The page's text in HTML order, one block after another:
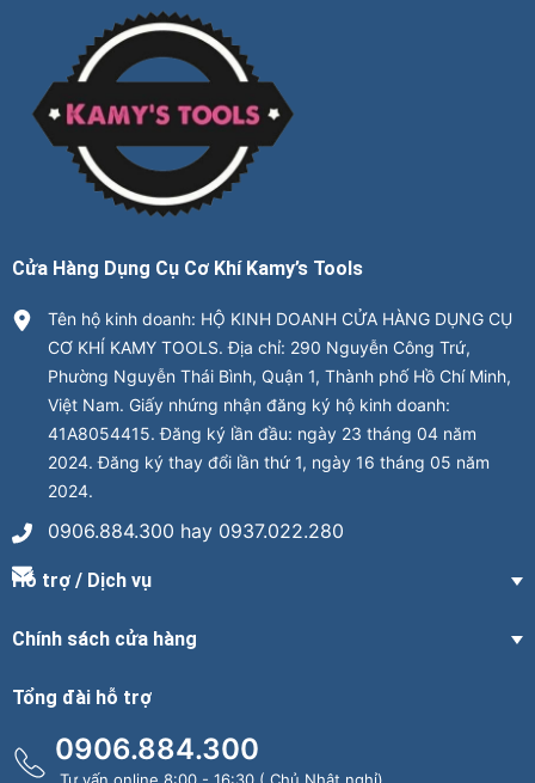
Cửa Hàng Dụng Cụ Cơ Khí Kamy’s Tools
Tên hộ kinh doanh: HỘ KINH DOANH CỬA HÀNG DỤNG CỤ
CƠ KHÍ KAMY TOOLS. Địa chỉ: 290 Nguyễn Công Trứ,
Phường Nguyễn Thái Bình, Quận 1, Thành phố Hồ Chí Minh,
Việt Nam. Giấy nhứng nhận đăng ký hộ kinh doanh:
41A8054415. Đăng ký lần đầu: ngày 23 tháng 04 năm
2024. Đăng ký thay đổi lần thứ 1, ngày 16 tháng 05 năm
2024.
0906.884.300 hay 0937.022.280
Hỗ trợ / Dịch vụ
Chính sách cửa hàng
Tổng đài hỗ trợ
0906.884.300